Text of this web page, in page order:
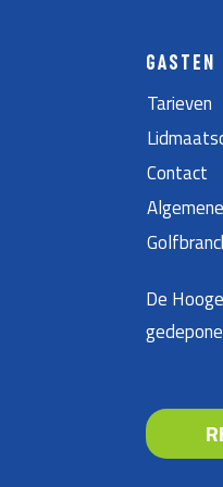
GASTEN
Tarieven
Contact
De